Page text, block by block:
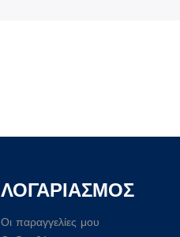
ΛΟΓΑΡΙΑΣΜΟΣ
Οι παραγγελίες μου